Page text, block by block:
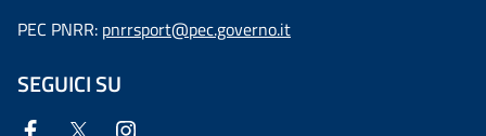
PEC PNRR: pnrrsport@pec.governo.it
SEGUICI SU